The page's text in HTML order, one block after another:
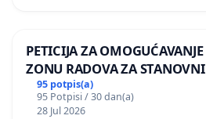
PETICIJA ZA
ZONU RADOVA ZA
Kamensko i Lemić Brdo
95 potpis(a)
95 Potpisi / 30 dan(a)
28 Jul 2026